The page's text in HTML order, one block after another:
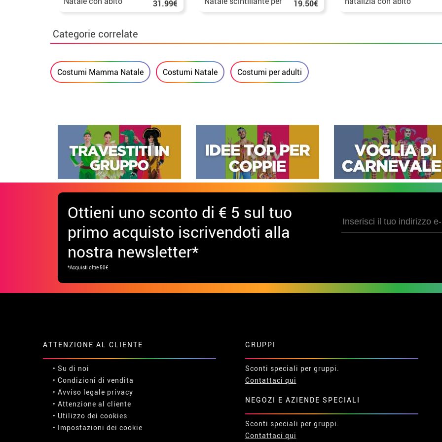
31.99€ 19.50€
Categorie correlate
Costumi Mamma Natale Costumi Natale Costumi per adulti
Ottieni uno sconto di € 5 sul tuo
primo acquisto iscrivendoti alla
nostra newsletter*
*Acquisti oltre 50€
ATTENZIONE AL CLIENTE
• Su di noi
• Condizioni di vendita
• Avviso legale privacy
• Attenzione al cliente
• Utilizzo dei cookies
• Impostazioni dei cookie
GRUPPI
Sconti speciali per gruppi.
Contattaci qui
NEGOZI E AZIENDE SPECIALI
Sconti speciali per gruppi.
Contattaci qui